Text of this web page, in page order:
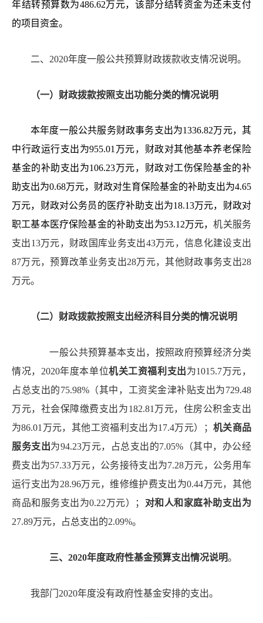
年结转预算数为486.62万元，该部分结转资金为还未支付
的项目资金。
二、 2020年度一般公共预算财政拨款收支情况说明。
（一） 财政拨款按照支出功能分类的情况说明
本年度一般公共服务财政事务支出为1336.82万元，其
中行政运行支出为955.01万元，财政对其他基本养老保险
基金的补助支出为106.23万元，财政对工伤保险基金的补
助支出为0.68万元，财政对生育保险基金的补助支出为4.65
万元，财政对公务员的医疗补助支出为18.13万元，财政对
职工基本医疗保险基金的补助支出为53.12万元，机关服务
支出13万元，财政国库业务支出43万元，信息化建设支出
87万元，预算改革业务支出28万元，其他财政事务支出28
万元。
（二） 财政拨款按照支出经济科目分类的情况说明
一般公共预算基本支出，按照政府预算经济分类
情况， 2020年度本单位机关工资福利支出为1015.7万元，
占总支出的75.98%（其中，工资奖金津补贴支出为729.48
万元，社会保障缴费支出为182.81万元，住房公积金支出
为86.01万元，其他工资福利支出为17.4万元）； 机关商品
服务支出为94.23万元，占总支出的7.05%（其中，办公经
费支出为57.33万元，公务接待支出为7.28万元，公务用车
运行支出为28.96万元，维修维护费支出为0.44万元，其他
商品和服务支出为0.22万元）；
对和人和家庭补助支出为
27.89万元，占总支出的2.09%。
三、 2020年度政府性基金预算支出情况说明。
我部门 2020年度没有政府性基金安排的支出。